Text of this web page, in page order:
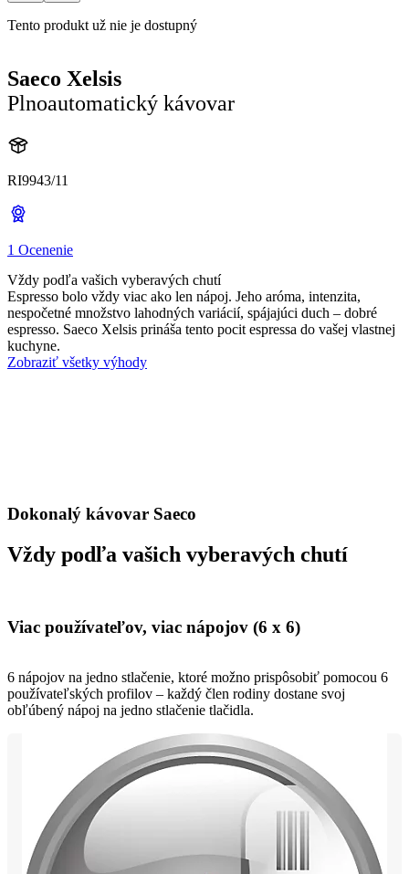
Tento produkt už nie je dostupný
Saeco Xelsis
Plnoautomatický kávovar
RI9943/11
1 Ocenenie
Vždy podľa vašich vyberavých chutí
Espresso bolo vždy viac ako len nápoj. Jeho aróma, intenzita,
nespočetné množstvo lahodných variácií, spájajúci duch – dobré
espresso. Saeco Xelsis prináša tento pocit espressa do vašej vlastnej
kuchyne.
Zobraziť všetky výhody
Dokonalý kávovar Saeco
Vždy podľa vašich vyberavých chutí
Viac používateľov, viac nápojov (6 x 6)
6 nápojov na jedno stlačenie, ktoré možno prispôsobiť pomocou 6
používateľských profilov – každý člen rodiny dostane svoj
obľúbený nápoj na jedno stlačenie tlačidla.